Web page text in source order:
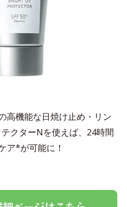
高機能な日焼け止め・リン
クターNを使えば、24時間
ア*が可能に！